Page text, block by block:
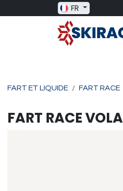
Se rendre au contenu
FR
FART ET LIQUIDE FART RACE
FART RACEVOLA